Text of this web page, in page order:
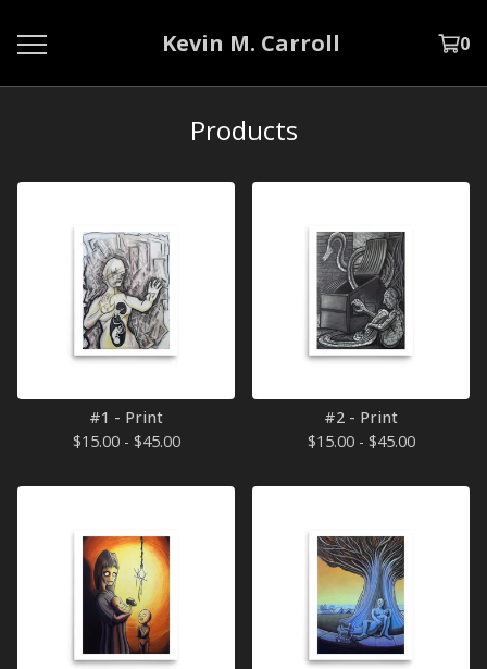
Kevin M. Carroll 0
Products
#1 - Print
$15.00 - $45.00
#2 - Print
$15.00 - $45.00